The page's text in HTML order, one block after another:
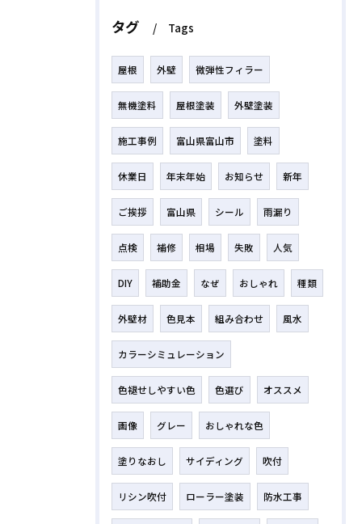
タグ Tags
屋根 外壁 微弾性フィラー
無機塗料 屋根塗装 外壁塗装
施工事例 富山県富山市 塗料
休業日 年末年始 お知らせ 新年
ご挨拶 富山県 シール 雨漏り
点検 補修 相場 失敗 人気
DIY 補助金 なぜ おしゃれ 種類
外壁材 色見本 組み合わせ 風水
カラーシミュレーション
色褪せしやすい色 色選び オススメ
画像 グレー おしゃれな色
塗りなおし サイディング 吹付
リシン吹付 ローラー塗装 防水工事